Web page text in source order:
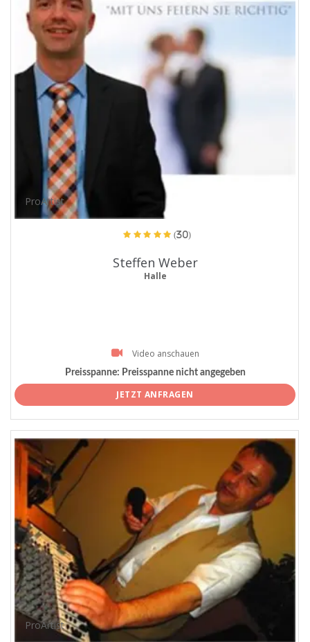
ProArtist
(30)
Steffen Weber
Halle
Video anschauen
Preisspanne: Preisspanne nicht angegeben
JETZT ANFRAGEN
ProArtist